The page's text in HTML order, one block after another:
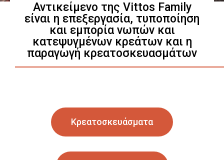
Αντικείμενο της Vittos Family
είναι η επεξεργασία, τυποποίηση
και εμπορία νωπών και
κατεψυγμένων κρεάτων και η
παραγωγή κρεατοσκευασμάτων
Κρεατοσκευάσματα